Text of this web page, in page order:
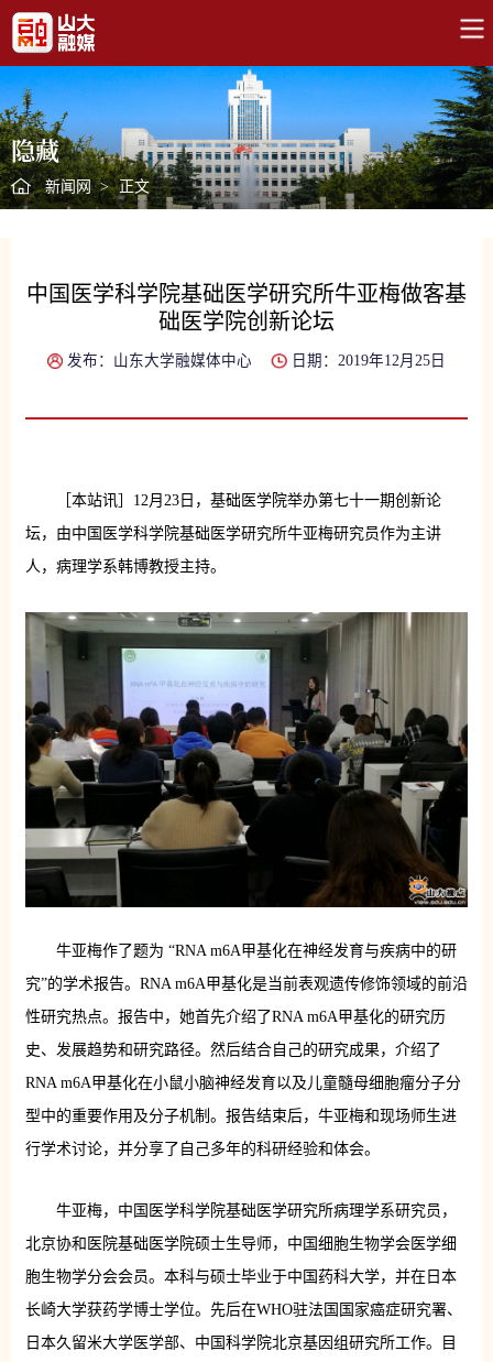
隐藏
新闻网 > 正文
中国医学科学院基础医学研究所牛亚梅做客基
础医学院创新论坛
发布：山东大学融媒体中心 日期：2019年12月25日
［本站讯］12月23日，基础医学院举办第七十一期创新论
坛，由中国医学科学院基础医学研究所牛亚梅研究员作为主讲
人，病理学系韩博教授主持。
牛亚梅作了题为 “RNA m6A甲基化在神经发育与疾病中的研
究”的学术报告。RNA m6A甲基化是当前表观遗传修饰领域的前沿
性研究热点。报告中，她首先介绍了RNA m6A甲基化的研究历
史、发展趋势和研究路径。然后结合自己的研究成果，介绍了
RNA m6A甲基化在小鼠小脑神经发育以及儿童髓母细胞瘤分子分
型中的重要作用及分子机制。报告结束后，牛亚梅和现场师生进
行学术讨论，并分享了自己多年的科研经验和体会。
牛亚梅，中国医学科学院基础医学研究所病理学系研究员，
北京协和医院基础医学院硕士生导师，中国细胞生物学会医学细
胞生物学分会会员。本科与硕士毕业于中国药科大学，并在日本
长崎大学获药学博士学位。先后在WHO驻法国国家癌症研究署、
日本久留米大学医学部、中国科学院北京基因组研究所工作。目